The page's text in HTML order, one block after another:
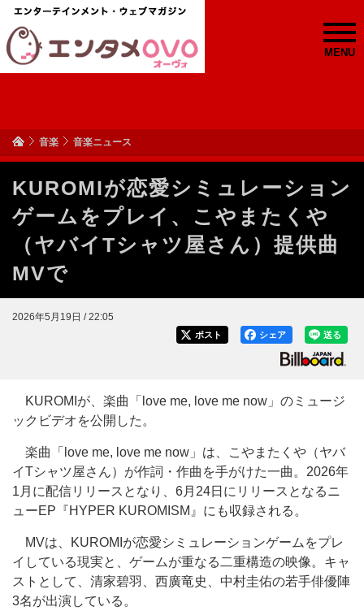
MENU
音楽 音楽ニュース
KUROMIが恋愛シミュレーション
ゲームをプレイ、こやまたくや
（ヤバイTシャツ屋さん）提供曲
MVで
2026年5月19日 / 22:05
送る
シェア
ポスト
KUROMIが、楽曲「love me, love me now」のミュージ
ックビデオを公開した。
楽曲「love me, love me now」は、こやまたくや（ヤバ
イTシャツ屋さん）が作詞・作曲を手がけた一曲。2026年
1月に配信リリースとなり、6月24日にリリースとなるニ
ューEP『HYPER KUROMISM』にも収録される。
MVは、KUROMIが恋愛シミュレーションゲームをプレ
イしている現実と、ゲームが重なる二重構造の映像。キャ
ストとして、清家碧羽、西廣竜史、中村圭佑の若手俳優陣
3名が出演している。